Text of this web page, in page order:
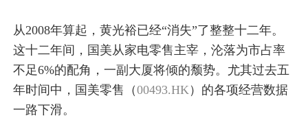
从2008年算起，黄光裕已经“消失”了整整十二年。
这十二年间，国美从家电零售主宰，沦落为市占率
不足6%的配角，一副大厦将倾的颓势。尤其过去五
年时间中，国美零售（00493.HK）的各项经营数据
一路下滑。